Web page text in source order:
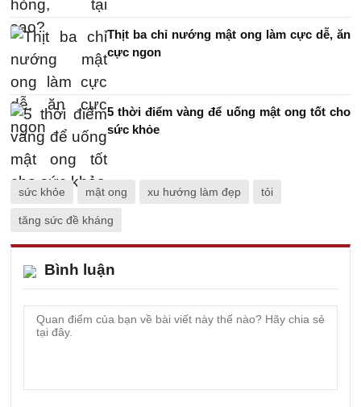
Thịt ba chỉ nướng mật ong làm cực dễ, ăn
cực ngon
5 thời điểm vàng để uống mật ong tốt cho
sức khỏe
sức khỏe mật ong xu hướng làm đẹp tỏi
tăng sức đề kháng
Bình luận